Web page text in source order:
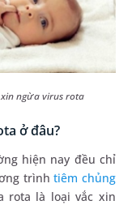
ngừa virus rota
ở đâu?
hiện nay đều chỉ
trìnhtiêm chủng
rota là loại vắc xin